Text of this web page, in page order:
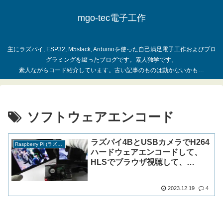
mgo-tec電子工作
主にラズパイ, ESP32, M5stack, Arduinoを使った自己満足電子工作およびプロ
グラミングを綴ったブログです。素人独学です。
ソフトウェアエンコード
Raspberry Pi (ラズパイ)
ラズパイ4BとUSBカメラでH264
ハードウェアエンコードして、
HLSでブラウザ視聴して、
2023.12.19 4